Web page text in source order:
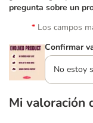
pregunta sobre un
Los campos
Confirmar
No estoy
Mi valoración